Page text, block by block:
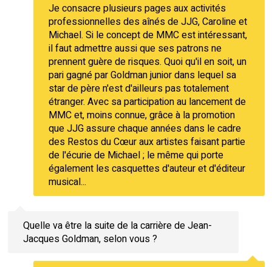
Je consacre plusieurs pages aux activités
professionnelles des aînés de JJG, Caroline et
Michael. Si le concept de MMC est intéressant,
il faut admettre aussi que ses patrons ne
prennent guère de risques. Quoi qu'il en soit, un
pari gagné par Goldman junior dans lequel sa
star de père n'est d'ailleurs pas totalement
étranger. Avec sa participation au lancement de
MMC et, moins connue, grâce à la promotion
que JJG assure chaque années dans le cadre
des Restos du Cœur aux artistes faisant partie
de l'écurie de Michael ; le même qui porte
également les casquettes d'auteur et d'éditeur
musical...
Quelle va être la suite de la carrière de Jean-
Jacques Goldman, selon vous ?